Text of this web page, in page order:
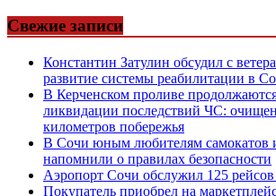
Свежие записи
Константин Затулин обсудил с
развитие системы реабилитации в
В Керченском проливе
ликвидации последствий ЧС:
километров побережья
В Сочи юным любителям самокатов
напомнили о правилах безопасности
Аэропорт Сочи обслужил 125 рейсов
Покупатель приобрел на